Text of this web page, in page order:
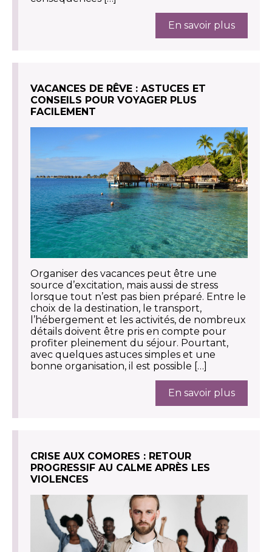
En savoir plus
VACANCES DE RÊVE : ASTUCES ET
CONSEILS POUR VOYAGER PLUS
FACILEMENT
Organiser des vacances peut être une
source d’excitation, mais aussi de stress
lorsque tout n’est pas bien préparé. Entre le
choix de la destination, le transport,
l’hébergement et les activités, de nombreux
détails doivent être pris en compte pour
profiter pleinement du séjour. Pourtant,
avec quelques astuces simples et une
bonne organisation, il est possible […]
En savoir plus
CRISE AUX COMORES : RETOUR
PROGRESSIF AU CALME APRÈS LES
VIOLENCES